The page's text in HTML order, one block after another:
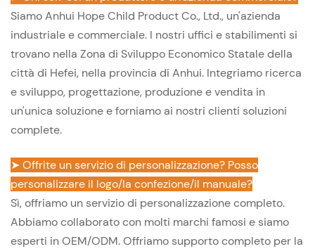
Siamo Anhui Hope Child Product Co., Ltd., un'azienda
industriale e commerciale. I nostri uffici e stabilimenti si
trovano nella Zona di Sviluppo Economico Statale della
città di Hefei, nella provincia di Anhui. Integriamo ricerca
e sviluppo, progettazione, produzione e vendita in
un'unica soluzione e forniamo ai nostri clienti soluzioni
complete.
➤ Offrite un servizio di personalizzazione? Posso
personalizzare il logo/la confezione/il manuale?
Sì, offriamo un servizio di personalizzazione completo.
Abbiamo collaborato con molti marchi famosi e siamo
esperti in OEM/ODM. Offriamo supporto completo per la